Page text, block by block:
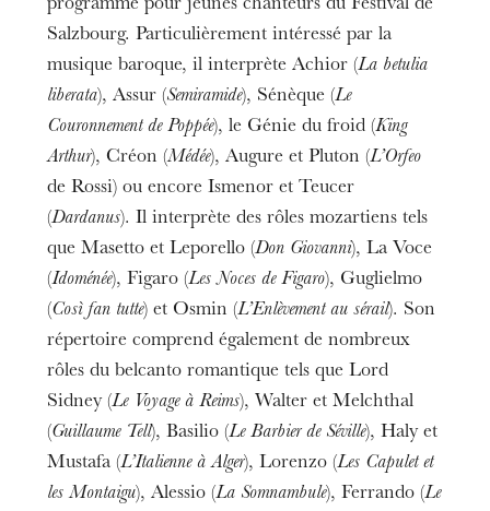
programme pour jeunes chanteurs du Festival de
Salzbourg. Particulièrement intéressé par la
musique baroque, il interprète Achior (La betulia
liberata), Assur (Semiramide), Sénèque (Le
Couronnement de Poppée), le Génie du froid (King
Arthur), Créon (Médée), Augure et Pluton (L’Orfeo
de Rossi) ou encore Ismenor et Teucer
(Dardanus). Il interprète des rôles mozartiens tels
que Masetto et Leporello (Don Giovanni), La Voce
(Idoménée), Figaro (Les Noces de Figaro), Guglielmo
(Così fan tutte) et Osmin (L’Enlèvement au sérail). Son
répertoire comprend également de nombreux
rôles du belcanto romantique tels que Lord
Sidney (Le Voyage à Reims), Walter et Melchthal
(Guillaume Tell), Basilio (Le Barbier de Séville), Haly et
Mustafa (L’Italienne à Alger), Lorenzo (Les Capulet et
les Montaigu), Alessio (La Somnambule), Ferrando (Le